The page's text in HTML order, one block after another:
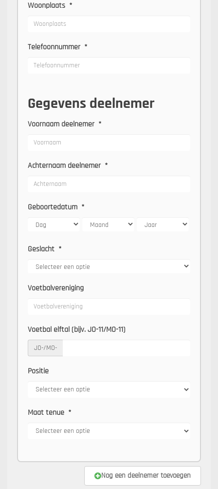
Woonplaats *
Telefoonnummer *
Gegevens deelnemer
Voornaam deelnemer *
Achternaam deelnemer *
Geboortedatum *
Geslacht *
Voetbalvereniging
Voetbal elftal (bijv. JO-11/MO-11)
JO-/MO-
Positie
Maat tenue *
Nog een deelnemer toevoegen